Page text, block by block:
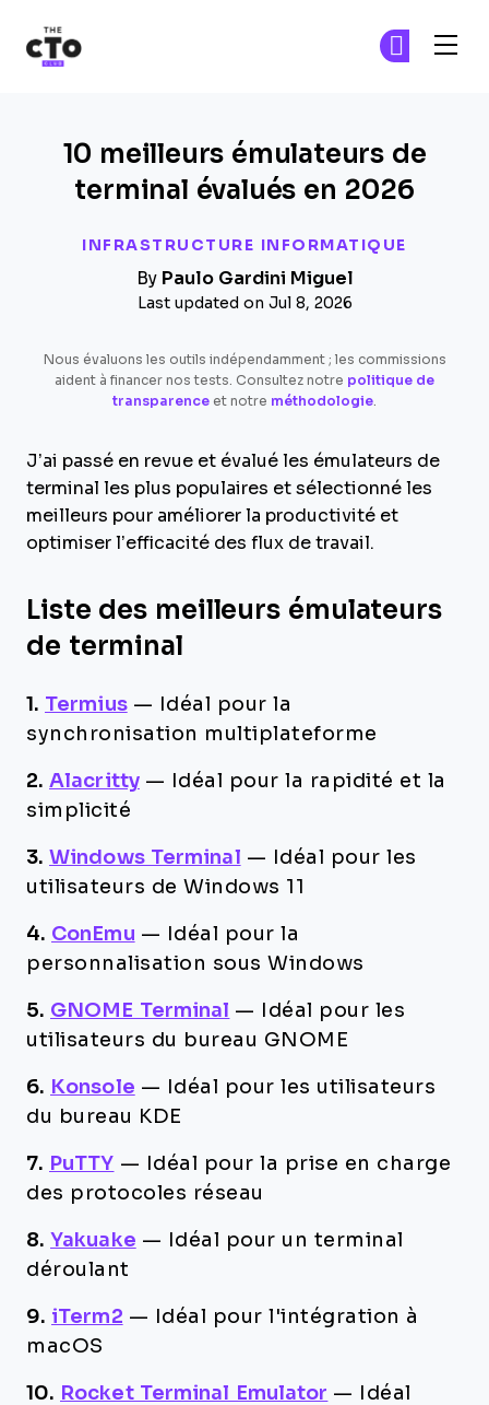
INFRASTRUCTURE INFORMATIQUE
10 meilleurs émulateurs de
terminal évalués en 2026
By Paulo Gardini Miguel
Last updated on Jul 8, 2026
Nous évaluons les outils indépendamment ; les commissions
aident à financer nos tests. Consultez notre politique de
transparence et notre méthodologie.
J’ai passé en revue et évalué les émulateurs de
terminal les plus populaires et sélectionné les
meilleurs pour améliorer la productivité et
optimiser l’efficacité des flux de travail.
Liste des meilleurs émulateurs
de terminal
1. Termius —
Idéal pour la
synchronisation multiplateforme
2. Alacritty —
Idéal pour la rapidité et la
simplicité
3. Windows Terminal —
Idéal pour les
utilisateurs de Windows 11
4. ConEmu —
Idéal pour la
personnalisation sous Windows
5. GNOME Terminal —
Idéal pour les
utilisateurs du bureau GNOME
6. Konsole —
Idéal pour les utilisateurs
du bureau KDE
7. PuTTY —
Idéal pour la prise en charge
des protocoles réseau
8. Yakuake —
Idéal pour un terminal
déroulant
9. iTerm2 —
Idéal pour l'intégration à
macOS
10. Rocket Terminal Emulator —
Idéal